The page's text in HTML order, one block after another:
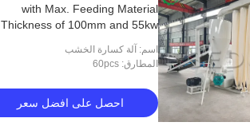
with Max. Feeding Material
Thickness of 100mm and 55kw
Main Power
اسم: آلة كسارة الخشب
المطارق: 60pcs
احصل على افضل سعر